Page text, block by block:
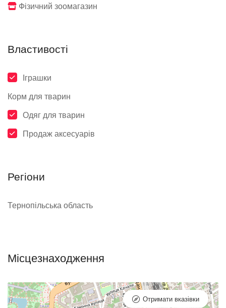
Фізичний зоомагазин
Властивості
Іграшки
Корм для тварин
Одяг для тварин
Продаж аксесуарів
Регіони
Тернопільська область
Місцезнаходження
Отримати вказівки